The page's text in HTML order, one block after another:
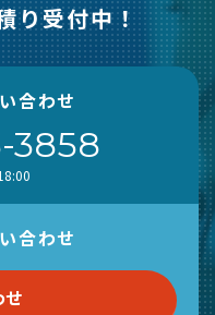
り受付中！
合わせ
3858
合わせ
せ